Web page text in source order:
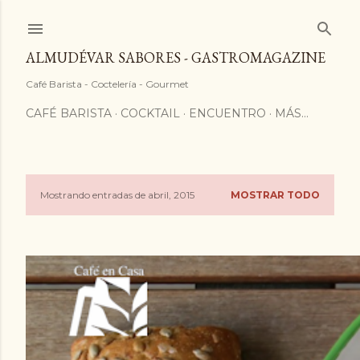
ALMUDÉVAR SABORES - GASTROMAGAZINE
Café Barista - Coctelería - Gourmet
CAFÉ BARISTA COCKTAIL ENCUENTRO MÁS…
E
t
r
a
Mostrando entradas de abril, 2015 MOSTRAR TODO